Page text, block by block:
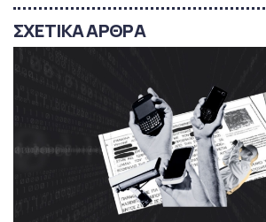
ΣΧΕΤΙΚΑ ΑΡΘΡΑ